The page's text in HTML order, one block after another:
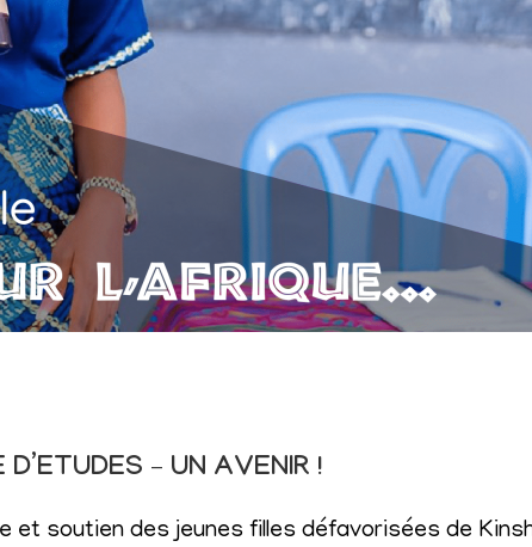
D’ETUDES – UN AVENIR !
et soutien des jeunes filles défavorisées de